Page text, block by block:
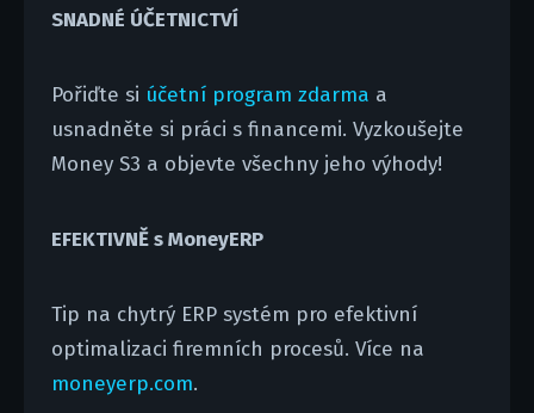
SNADNÉ ÚČETNICTVÍ
Pořiďte si účetní program zdarma a
usnadněte si práci s financemi. Vyzkoušejte
Money S3 a objevte všechny jeho výhody!
EFEKTIVNĚ s MoneyERP
Tip na chytrý ERP systém pro efektivní
optimalizaci firemních procesů. Více na
moneyerp.com.